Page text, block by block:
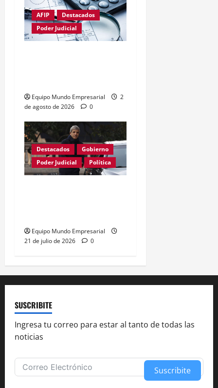
AFIP
Destacados
Poder Judicial
Equipo Mundo Empresarial
2
de agosto de 2026
0
Destacados
Gobierno
Poder Judicial
Política
Equipo Mundo Empresarial
21 de julio de 2026
0
SUSCRIBITE
Ingresa tu correo para estar al tanto de todas las
noticias
Suscribite